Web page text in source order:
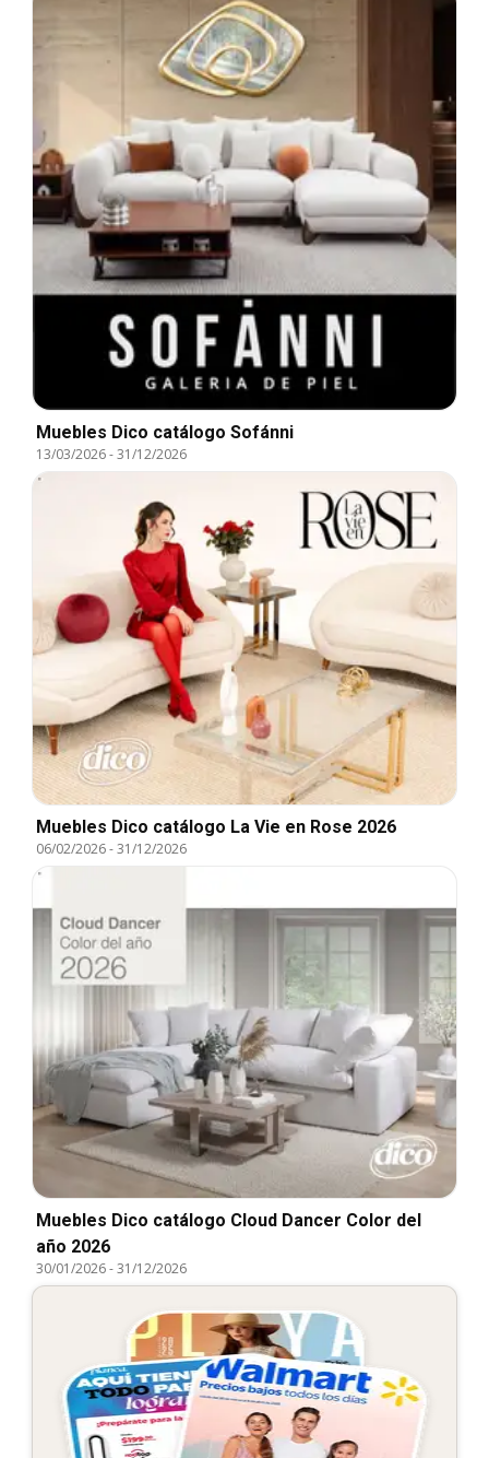
Muebles Dico catálogo Sofánni
13/03/2026-31/12/2026
Muebles Dico catálogo La Vie en Rose 2026
06/02/2026-31/12/2026
Muebles Dico catálogo Cloud Dancer Color del
año 2026
30/01/2026-31/12/2026